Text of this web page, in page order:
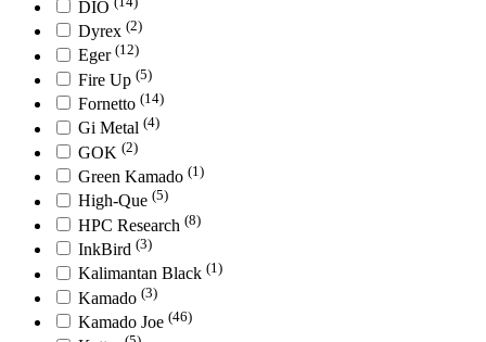
DIO
Dyrex (2)
Eger (12)
Fire Up (5)
Fornetto (14)
Gi Metal (4)
GOK (2)
Green Kamado (1)
High-Que (5)
HPC Research (8)
InkBird (3)
Kalimantan Black (1)
Kamado (3)
Kamado Joe (46)